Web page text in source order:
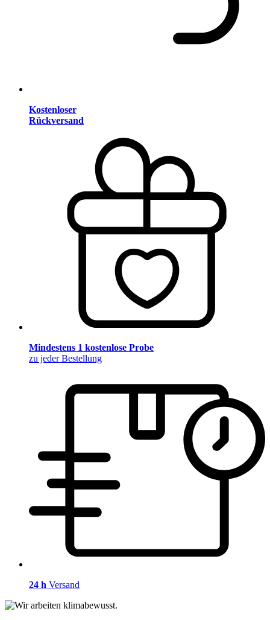
Kostenloser
Rückversand
Mindestens 1 kostenlose Probe
zu jeder Bestellung
24 h Versand